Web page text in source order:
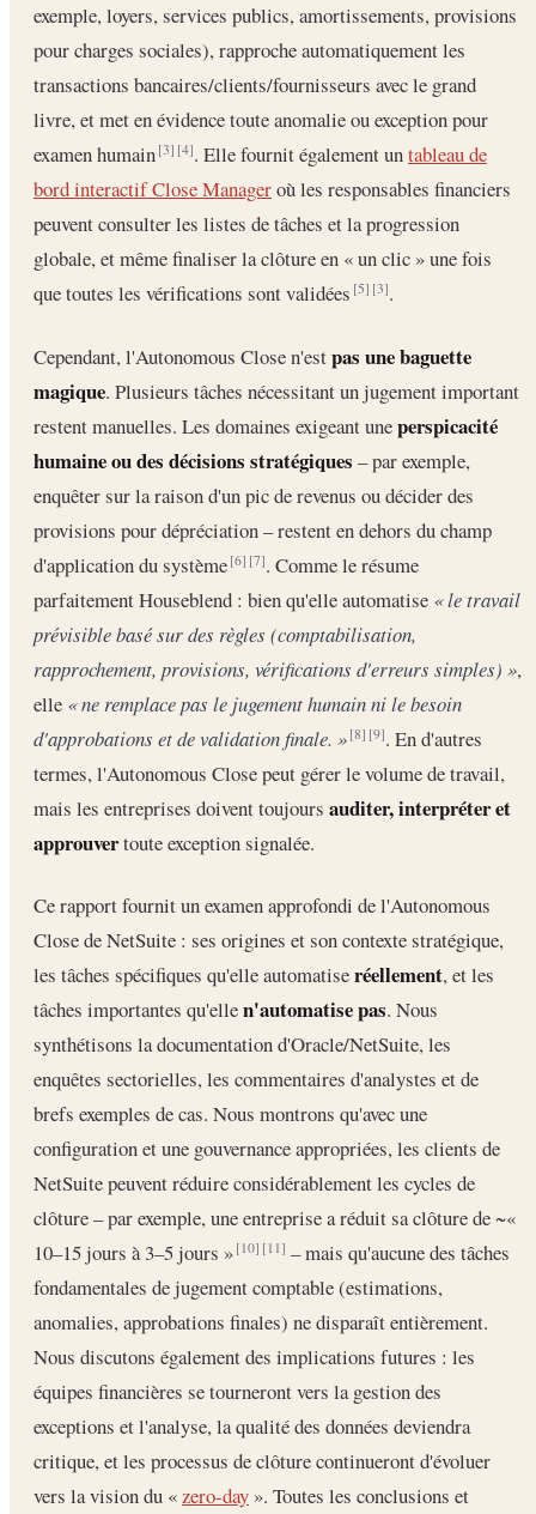
exemple, loyers, services publics, amortissements, provisions
pour charges sociales), rapproche automatiquement les
transactions bancaires/clients/fournisseurs avec le grand
livre, et met en évidence toute anomalie ou exception pour
examen humain[3] [4]. Elle fournit également untableau de
bord interactif Close Manageroù les responsables financiers
peuvent consulter les listes de tâches et la progression
globale, et même finaliser la clôture en « un clic » une fois
que toutes les vérifications sont validées[5] [3].
Cependant, l'Autonomous Close n'estpas une baguette
magique. Plusieurs tâches nécessitant un jugement important
restent manuelles. Les domaines exigeant uneperspicacité
humaine ou des décisions stratégiques – par exemple,
enquêter sur la raison d'un pic de revenus ou décider des
provisions pour dépréciation – restent en dehors du champ
d'application du système[6] [7]. Comme le résume
parfaitement Houseblend : bien qu'elle automatise « le travail
prévisible basé sur des règles (comptabilisation,
rapprochement, provisions, vérifications d'erreurs simples) »,
elle « ne remplace pas le jugement humain ni le besoin
d'approbations et de validation finale. » [8] [9]. En d'autres
termes, l'Autonomous Close peut gérer le volume de travail,
mais les entreprises doivent toujours auditer, interpréter et
approuvertoute exception signalée.
Ce rapport fournit un examen approfondi de l'Autonomous
Close de NetSuite : ses origines et son contexte stratégique,
les tâches spécifiques qu'elle automatiseréellement, et les
tâches importantes qu'ellen'automatise pas. Nous
synthétisons la documentation d'Oracle/NetSuite, les
enquêtes sectorielles, les commentaires d'analystes et de
brefs exemples de cas. Nous montrons qu'avec une
configuration et une gouvernance appropriées, les clients de
NetSuite peuvent réduire considérablement les cycles de
clôture – par exemple, une entreprise a réduit sa clôture de ~«
10–15 jours à 3–5 jours »[10] [11] – mais qu'aucune des tâches
fondamentales de jugement comptable (estimations,
anomalies, approbations finales) ne disparaît entièrement.
Nous discutons également des implications futures : les
équipes financières se tourneront vers la gestion des
exceptions et l'analyse, la qualité des données deviendra
critique, et les processus de clôture continueront d'évoluer
vers la vision du «zero-day ». Toutes les conclusions et